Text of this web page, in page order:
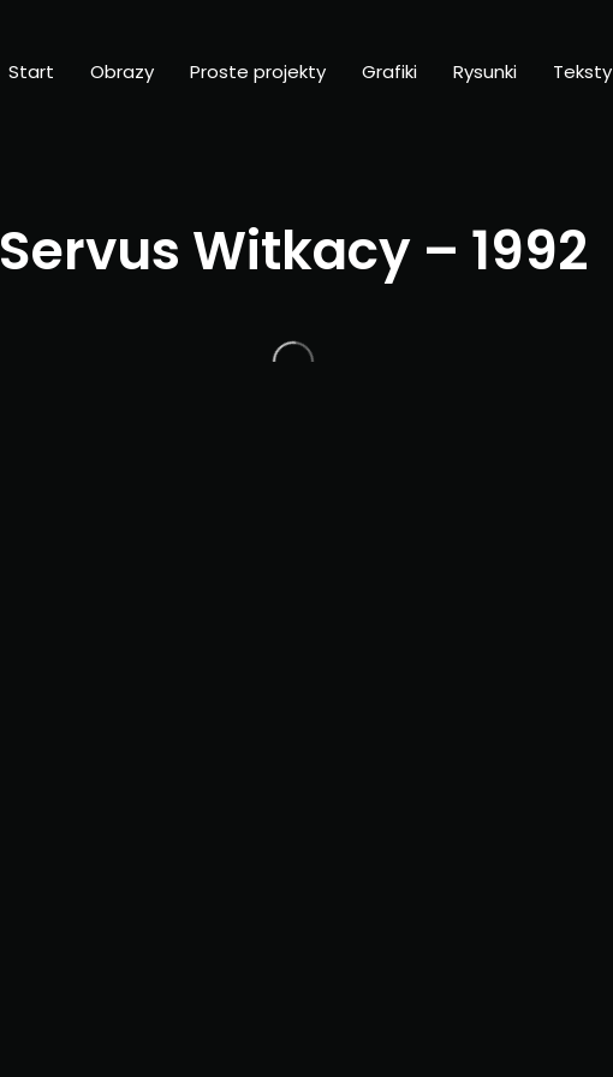
Start Obrazy Proste projekty Grafiki Rysunki Teksty
Servus Witkacy – 1992